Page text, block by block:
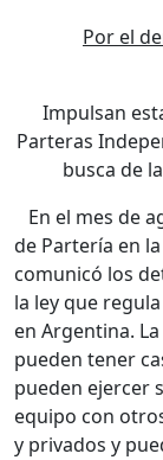
Por el
Impulsan
Parteras
busca de
En el mes de
de Partería en
comunicó los
la ley que
en Argentina.
pueden tener
pueden ejercer
equipo con
y privados y